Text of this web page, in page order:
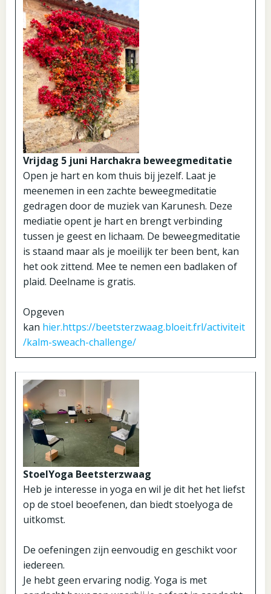
Vrijdag 5 juni Harchakra beweegmeditatie
Open je hart en kom thuis bij jezelf. Laat je
meenemen in een zachte beweegmeditatie
gedragen door de muziek van Karunesh. Deze
mediatie opent je hart en brengt verbinding
tussen je geest en lichaam. De beweegmeditatie
is staand maar als je moeilijk ter been bent, kan
het ook zittend. Mee te nemen een badlaken of
plaid. Deelname is gratis.
Opgeven
kan hier.https://beetsterzwaag.bloeit.frl/activiteit
/kalm-sweach-challenge/
StoelYoga Beetsterzwaag
Heb je interesse in yoga en wil je dit het het liefst
op de stoel beoefenen, dan biedt stoelyoga de
uitkomst.
De oefeningen zijn eenvoudig en geschikt voor
iedereen.
Je hebt geen ervaring nodig. Yoga is met